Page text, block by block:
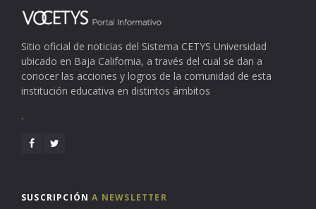
Sitio oficial de noticias del Sistema CETYS Universidad
ubicado en Baja California, a través del cual se dan a
conocer las acciones y logros de la comunidad de esta
institución educativa en distintos ámbitos
.
SUSCRIPCIÓNA NEWSLETTER